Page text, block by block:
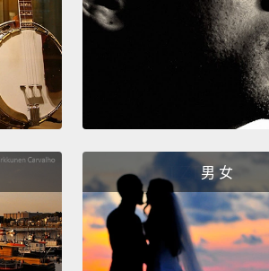
釋放能量，這就代表重力會讓你的核心
your outer layer...
...
blow!
男 女